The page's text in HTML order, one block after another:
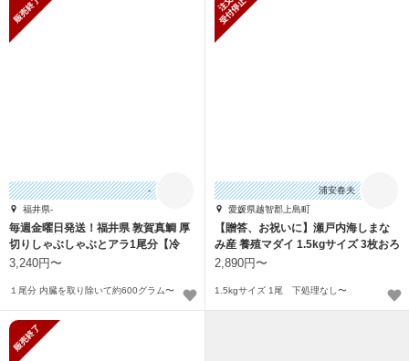
-
福井県-
毎週金曜日発送！福井県 敦賀真鯛 厚
切りしゃぶしゃぶとアラ1尾分【冷
蔵】
3,240円〜
１尾分 内臓を取り除いて約600グラム〜
浦安春夫
愛媛県越智郡上島町
【贈答、お祝いに】瀬戸内海しまな
み産 養殖マダイ 1.5kgサイズ 3枚おろ
し
2,890円〜
1.5kgサイズ 1尾 下処理なし〜